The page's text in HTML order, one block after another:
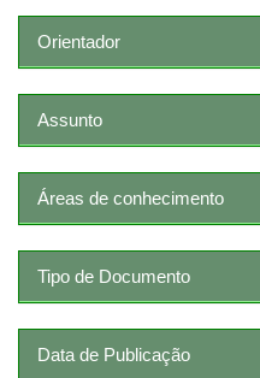
Orientador
Assunto
Áreas de conhecimento
Tipo de Documento
Data de Publicação